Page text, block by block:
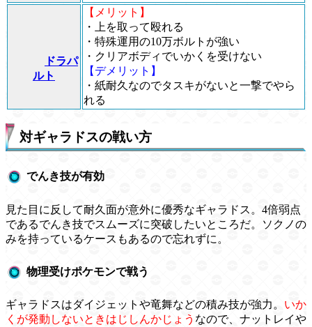
ドラパ
ルト
【メリット】
・上を取って殴れる
・特殊運用の10万ボルトが強い
・クリアボディでいかくを受けない
【デメリット】
・紙耐久なのでタスキがないと一撃でやら
れる
対ギャラドスの戦い方
でんき技が有効
見た目に反して耐久面が意外に優秀なギャラドス。4倍弱点
であるでんき技でスムーズに突破したいところだ。ソクノの
みを持っているケースもあるので忘れずに。
物理受けポケモンで戦う
ギャラドスはダイジェットや竜舞などの積み技が強力。 いか
くが発動しないときはじしんかじょう なので、ナットレイや